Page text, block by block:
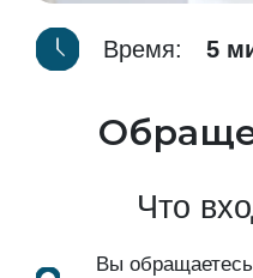
Время: 5
Что
Вы